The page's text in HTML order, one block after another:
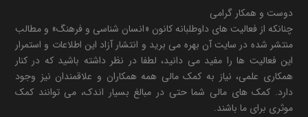
دوست و همکار گرامی
چنانکه از فعالیت های داوطلبانه کانون «انسان شناسی و فرهنگ» و مطالب
منتشر شده در سایت آن بهره می برید و انتشار آزاد این اطلاعات و استمرار
این فعالیت ها را مفید می دانید، لطفا در نظر داشته باشید که در کنار
همکاری علمی، نیاز به کمک مالی همه همکاران و علاقمندان نیز وجود
دارد. کمک های مالی شما حتی در مبالغ بسیار اندک، می توانند کمک
موثری برای ما باشند.